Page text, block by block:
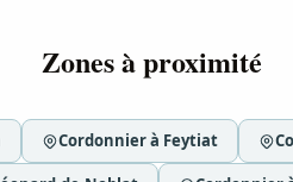
Zones à proximité
Cordonnier à Feytiat